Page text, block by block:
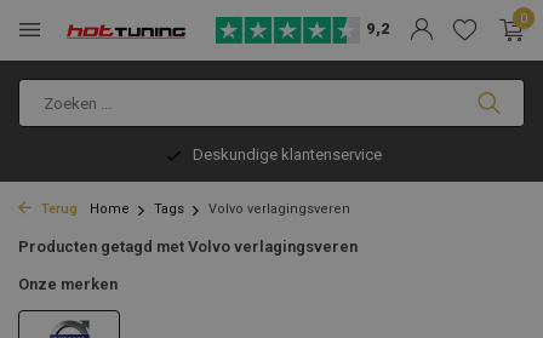
9,2
0
Voor 13:00 besteld, morgen
Terug Home Tags Volvo verlagingsveren
Producten getagd met Volvo verlagingsveren
Onze merken